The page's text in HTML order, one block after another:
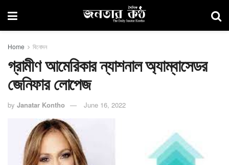
Home বিনোদন
গ্রামীণ আমেরিকার ন্যাশনাল অ্যাম্বাসেডর
জেনিফার লোপেজ
by Janatar Kontho June 16, 2022